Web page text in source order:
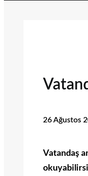
26 Ağustos
Vatandaş